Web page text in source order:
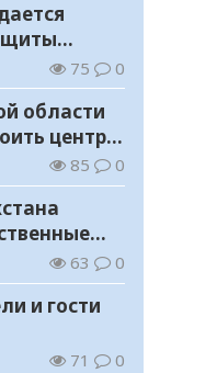
75 0
области
центр
85 0
63 0
и гости
71 0